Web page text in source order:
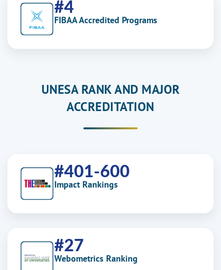
#4
FIBAA Accredited Programs
UNESA RANK AND MAJOR
ACCREDITATION
#401-600
Impact Rankings
#27
Webometrics Ranking